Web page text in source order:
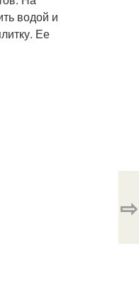
водой и
Ее
⇨